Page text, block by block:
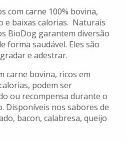
com carne 100% bovina,
e baixas calorias. Naturais
BioDog garantem diversão
forma saudável. Eles são
e adestrar.
carne bovina, ricos em
podem ser
ou recompensa durante o
Disponíveis nos sabores de
bacon, calabresa, queijo